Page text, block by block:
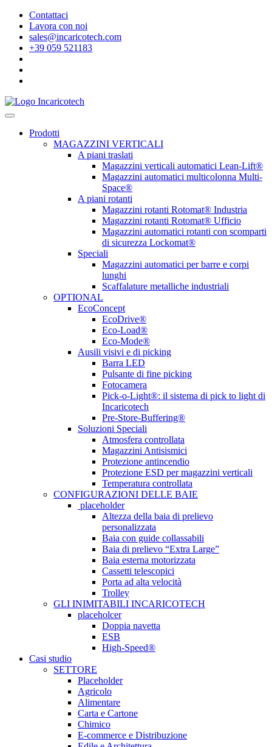
Contattaci
Lavora con noi
sales@incaricotech.com
+39 059 521183
Prodotti
MAGAZZINI VERTICALI
A piani traslati
Magazzini verticali automatici Lean-Lift®
Magazzini automatici multicolonna Multi-
Space®
A piani rotanti
Magazzini rotanti Rotomat® Industria
Magazzini rotanti Rotomat® Ufficio
Magazzini automatici rotanti con scomparti
di sicurezza Lockomat®
Speciali
Magazzini automatici per barre e corpi
lunghi
Scaffalature metalliche industriali
OPTIONAL
EcoConcept
EcoDrive®
Eco-Load®
Eco-Mode®
Ausili visivi e di picking
Barra LED
Pulsante di fine picking
Fotocamera
Pick-o-Light®: il sistema di pick to light di
Incaricotech
Pre-Store-Buffering®
Soluzioni Speciali
Atmosfera controllata
Magazzini Antisismici
Protezione antincendio
Protezione ESD per magazzini verticali
Temperatura controllata
CONFIGURAZIONI DELLE BAIE
placeholder
Altezza della baia di prelievo
personalizzata
Baia con guide collassabili
Baia di prelievo “Extra Large”
Baia esterna motorizzata
Cassetti telescopici
Porta ad alta velocità
Trolley
GLI INIMITABILI INCARICOTECH
placeholcer
Doppia navetta
ESB
High-Speed®
Casi studio
SETTORE
Placeholder
Agricolo
Alimentare
Carta e Cartone
Chimico
E-commerce e Distribuzione